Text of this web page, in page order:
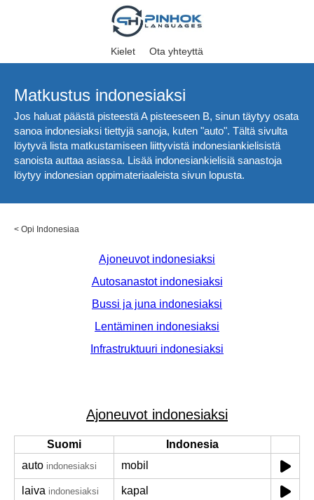
Kielet Ota yhteyttä
Matkustus indonesiaksi
Jos haluat päästä pisteestä A pisteeseen B, sinun täytyy osata
sanoa indonesiaksi tiettyjä sanoja, kuten "auto". Tältä sivulta
löytyvä lista matkustamiseen liittyvistä indonesiankielisistä
sanoista auttaa asiassa. Lisää indonesiankielisiä sanastoja
löytyy indonesian oppimateriaaleista sivun lopusta.
< Opi Indonesiaa
Ajoneuvot indonesiaksi
Autosanastot indonesiaksi
Bussi ja juna indonesiaksi
Lentäminen indonesiaksi
Infrastruktuuri indonesiaksi
Ajoneuvot indonesiaksi
Suomi
Indonesia
auto indonesiaksi mobil
laiva indonesiaksi
kapal